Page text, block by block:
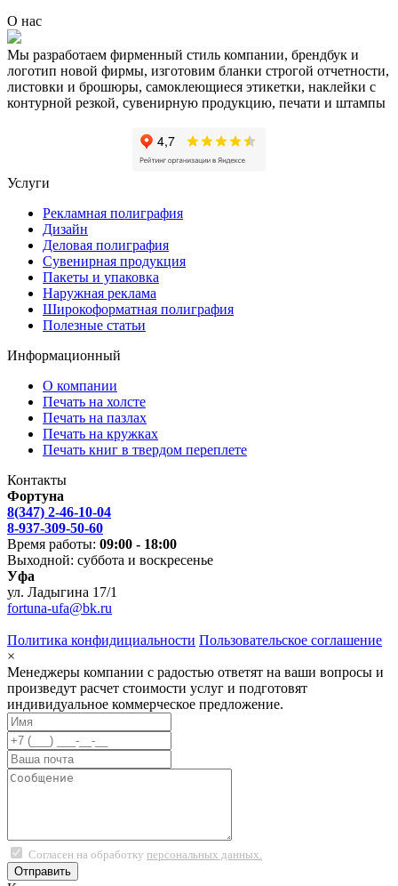
О нас
Мы разработаем фирменный стиль компании, брендбук и
логотип новой фирмы, изготовим бланки строгой отчетности,
листовки и брошюры, самоклеющиеся этикетки, наклейки с
контурной резкой, сувенирную продукцию, печати и штампы
Услуги
Рекламная полиграфия
Дизайн
Деловая полиграфия
Сувенирная продукция
Пакеты и упаковка
Наружная реклама
Широкоформатная полиграфия
Полезные статьи
Информационный
О компании
Печать на холсте
Печать на пазлах
Печать на кружках
Печать книг в твердом переплете
Контакты
Фортуна
8(347) 2-46-10-04
8-937-309-50-60
Время работы: 09:00 - 18:00
Выходной: суббота и воскресенье
Уфа
ул. Ладыгина 17/1
fortuna-ufa@bk.ru
Политика конфидициальности Пользовательское соглашение
×
Менеджеры компании с радостью ответят на ваши вопросы и
произведут расчет стоимости услуг и подготовят
индивидуальное коммерческое предложение.
Согласен на обработку персональных данных.